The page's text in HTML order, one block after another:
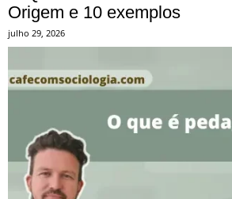
Origem e 10 exemplos
julho 29, 2026